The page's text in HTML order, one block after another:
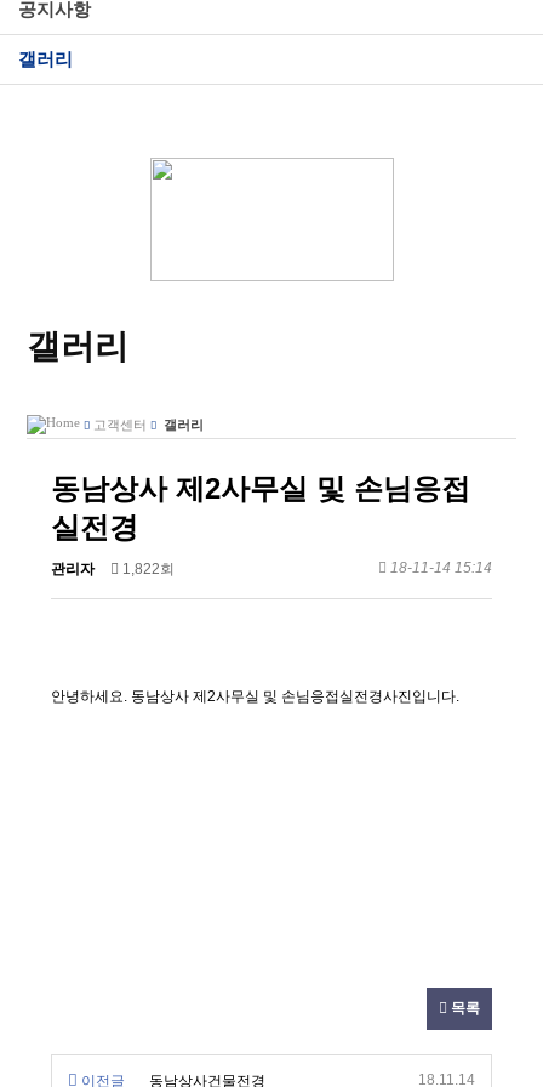
공지사항
갤러리
갤러리
고객센터 갤러리
동남상사 제2사무실 및 손님응접
실전경
관리자 1,822회 18-11-14 15:14
안녕하세요. 동남상사 제2사무실 및 손님응접실전경사진입니다.
목록
이전글 동남상사건물전경 18.11.14